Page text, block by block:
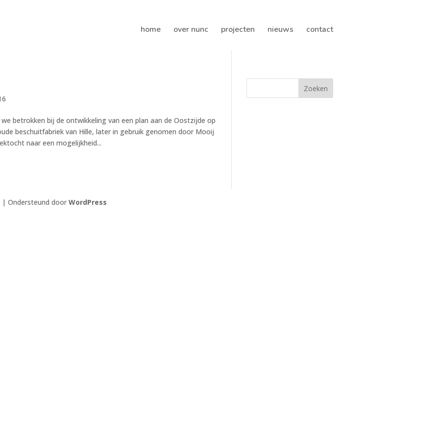
home over nunc projecten nieuws contact
we betrokken bij de ontwikkeling van een plan aan de Oostzijde op
beschuitfabriek van Hille, later in gebruik genomen door Mooij
naar een mogelijkheid...
| Ondersteund door WordPress